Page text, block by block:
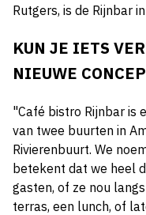
Rutgers, is de Rijnbar
KUN JE IETS
NIEUWE
"Café bistro Rijnbar is
van twee buurten in
Rivierenbuurt. We
betekent dat we heel
gasten, of ze nou
terras, een lunch, of